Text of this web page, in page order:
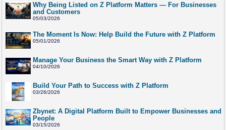
Why Being Listed on Z Platform Matters — For Businesses
and Customers
05/03/2026
The Moment Is Now: Help Build the Future with Z Platform
05/01/2026
Manage Your Business the Smart Way with Z Platform
04/10/2026
Build Your Path to Success with Z Platform
03/26/2026
Zbynet: A Digital Platform Built to Empower Businesses and
People
03/15/2026